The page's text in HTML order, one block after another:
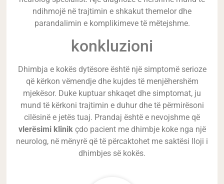
ndihmojë në trajtimin e shkakut themelor dhe
parandalimin e komplikimeve të mëtejshme.
konkluzioni
Dhimbja e kokës dytësore është një simptomë serioze
që kërkon vëmendje dhe kujdes të menjëhershëm
mjekësor. Duke kuptuar shkaqet dhe simptomat, ju
mund të kërkoni trajtimin e duhur dhe të përmirësoni
cilësinë e jetës tuaj. Prandaj është e nevojshme që
vlerësimi klinikçdo pacient me dhimbje koke nga një
neurolog, në mënyrë që të përcaktohet me saktësi lloji i
dhimbjes së kokës.